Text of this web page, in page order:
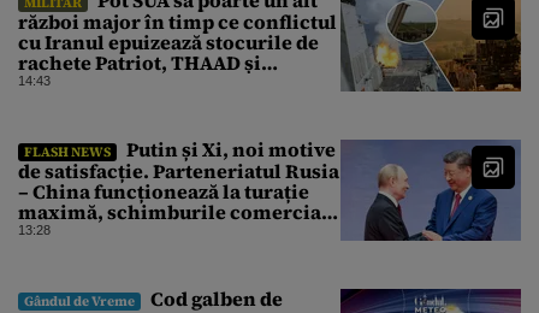
război major în timp ce conflictul
cu Iranul epuizează stocurile de
rachete Patriot, THAAD și
Tomahawk?
14:43
FLASH NEWS
Putin și Xi, noi motive
de satisfacție. Parteneriatul Rusia
– China funcționează la turație
maximă, schimburile comerciale
ating niveluri record
13:28
Gândul de Vreme
Cod galben de